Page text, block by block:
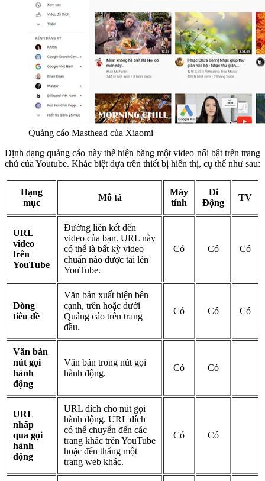
Quảng cáo Masthead của Xiaomi
Định dạng quảng cáo này thể hiện bằng một video nổi bật trên trang
chủ của Youtube. Khác biệt dựa trên thiết bị hiển thị, cụ thể như sau:
Hạng
mục
Mô tả
Máy
tính
Di
Động
TV
URL
video
trên
YouTube
Đường liên kết đến
video của bạn. URL này
có thể là bất kỳ video
chuẩn nào được tải lên
YouTube.
Có Có Có
Dòng
tiêu đề
Văn bản xuất hiện bên
cạnh, trên hoặc dưới
Quảng cáo trên trang
đầu.
Có Có Có
Văn bản
nút gọi
hành
động
Văn bản trong nút gọi
hành động.
Có Có
URL
nhấp
qua gọi
hành
động
URL đích cho nút gọi
hành động. URL đích
có thể chuyển đến các
trang khác trên YouTube
hoặc đến thẳng một
trang web khác.
Có Có